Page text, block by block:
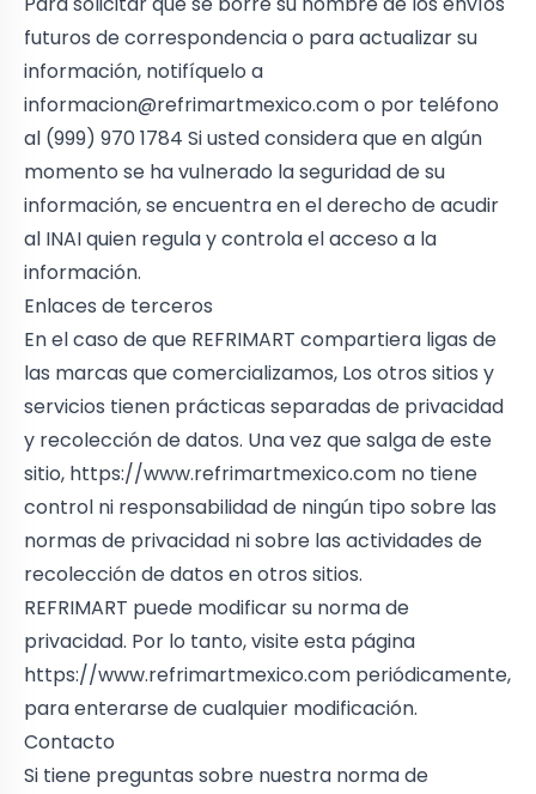
futuros de correspondencia o para actualizar su
información, notifíquelo a
informacion@refrimartmexico.como por teléfono
al (999) 970 1784 Si usted considera que en algún
momento se ha vulnerado la seguridad de su
información, se encuentra en el derecho de acudir
al INAI quien regula y controla el acceso a la
información.
Enlaces de terceros
En el caso de que REFRIMART compartiera ligas de
las marcas que comercializamos, Los otros sitios y
servicios tienen prácticas separadas de privacidad
y recolección de datos. Una vez que salga de este
sitio, https://www.refrimartmexico.com no tiene
control ni responsabilidad de ningún tipo sobre las
normas de privacidad ni sobre las actividades de
recolección de datos en otros sitios.
REFRIMART puede modificar su norma de
privacidad. Por lo tanto, visite esta página
https://www.refrimartmexico.com periódicamente,
para enterarse de cualquier modificación.
Contacto
Si tiene preguntas sobre nuestra norma de